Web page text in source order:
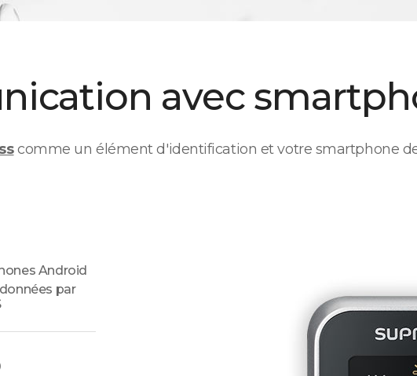
avec
comme un élément d'identification et votre smartphone
Android
par